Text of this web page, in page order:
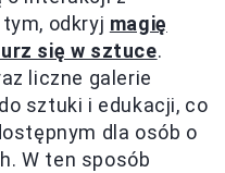
odkryj magię
się w sztuce.
liczne galerie
sztuki i edukacji, co
dla osób o
W ten sposób